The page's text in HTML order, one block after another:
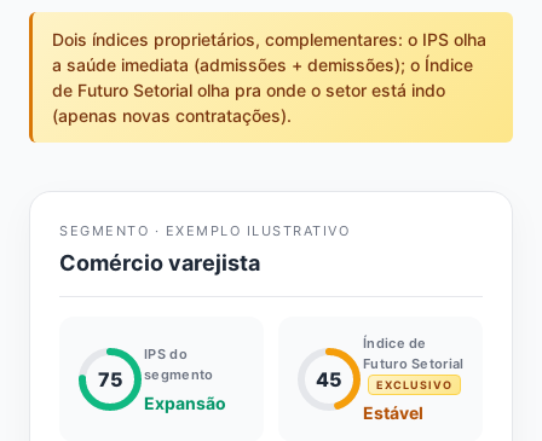
Dois índices proprietários, complementares: o IPS olha
a saúde imediata (admissões + demissões); o Índice
de Futuro Setorial olha pra onde o setor está indo
(apenas novas contratações).
SEGMENTO · EXEMPLO ILUSTRATIVO
Comércio varejista
75
IPS do
segmento
Expansão
45
Índice de
Futuro Setorial
EXCLUSIVO
Estável